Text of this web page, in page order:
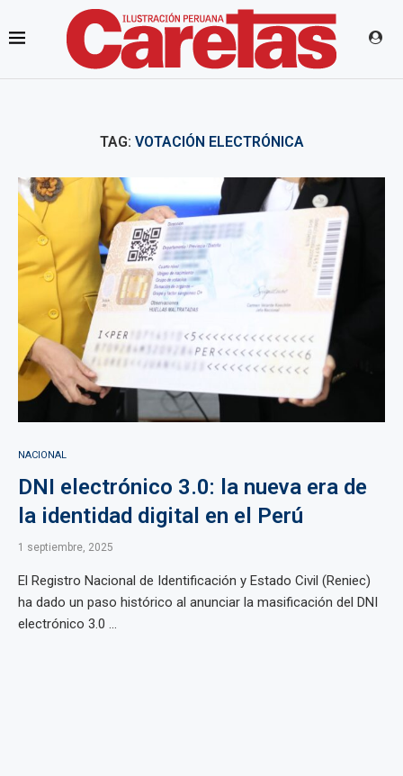
TAG: VOTACIÓN ELECTRÓNICA
NACIONAL
DNI electrónico 3.0: la nueva era de
la identidad digital en el Perú
1 septiembre, 2025
El Registro Nacional de Identificación y Estado Civil (Reniec)
ha dado un paso histórico al anunciar la masificación del DNI
electrónico 3.0 ...